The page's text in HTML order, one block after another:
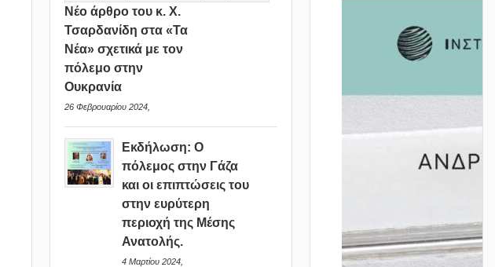
Νέο άρθρο του κ. Χ.
Τσαρδανίδη στα «Τα
Νέα» σχετικά με τον
πόλεμο στην
Ουκρανία
26 Φεβρουαρίου 2024,
Εκδήλωση: Ο
πόλεμος στην Γάζα
και οι επιπτώσεις του
στην ευρύτερη
περιοχή της Μέσης
Ανατολής.
4 Μαρτίου 2024,